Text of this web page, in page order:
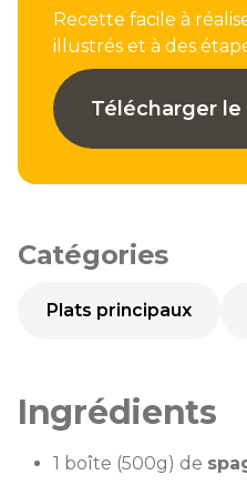
Recette facile à
illustrés et à des
Télécharger le
Catégories
Plats principaux
Ingrédients
1 boîte (500g) de